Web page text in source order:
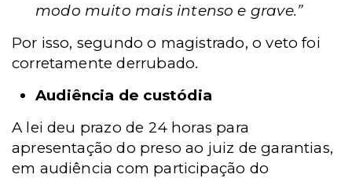
modo muito mais intenso e grave.”
Por isso, segundo o magistrado, o veto foi
corretamente derrubado.
Audiência de custódia
A lei deu prazo de 24 horas para
apresentação do preso ao juiz de garantias,
em audiência com participação do